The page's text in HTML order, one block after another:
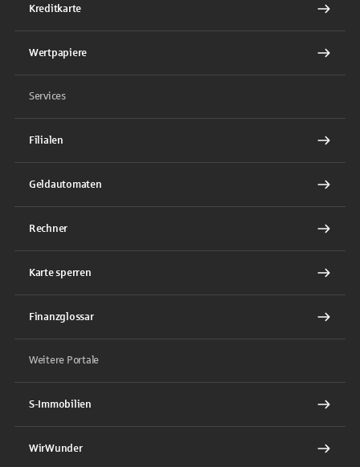
Kreditkarte
Wertpapiere
Services
Filialen
Geldautomaten
Rechner
Karte sperren
Finanzglossar
Weitere Portale
S-Immobilien
WirWunder